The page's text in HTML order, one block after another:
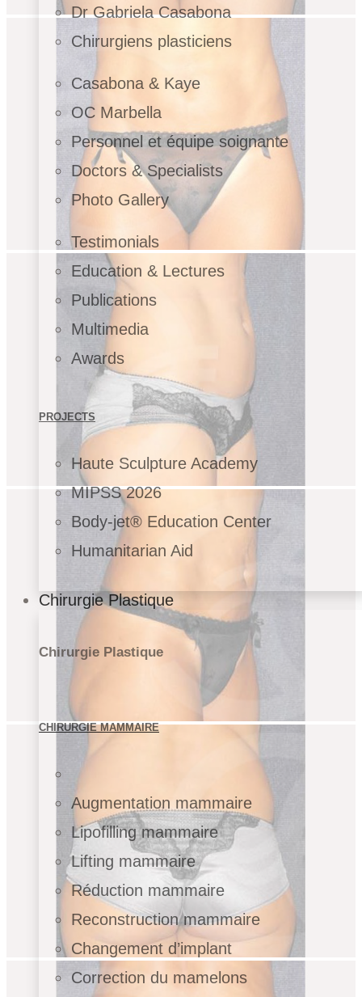
Dr Gabriela Casabona
Chirurgiens plasticiens
Casabona & Kaye
OC Marbella
Personnel et équipe soignante
Doctors & Specialists
Photo Gallery
Testimonials
Education & Lectures
Publications
Multimedia
Awards
PROJECTS
Haute Sculpture Academy
MIPSS 2026
Body-jet® Education Center
Humanitarian Aid
Chirurgie Plastique
Chirurgie Plastique
CHIRURGIE MAMMAIRE
Augmentation mammaire
Lipofilling mammaire
Lifting mammaire
Réduction mammaire
Reconstruction mammaire
Changement d’implant
Correction du mamelons